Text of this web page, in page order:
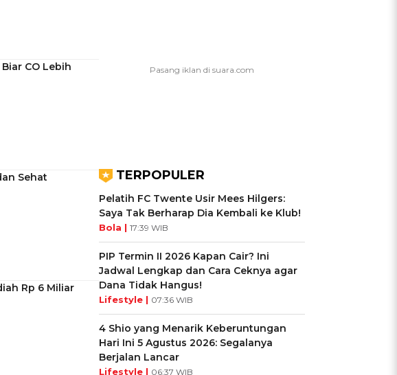
CO Lebih
Sehat
Rp 6 Miliar
TERPOPULER
Pelatih FC Twente Usir Mees Hilgers:
Saya Tak Berharap Dia Kembali ke Klub!
Bola | 17:39 WIB
PIP Termin II 2026 Kapan Cair? Ini
Jadwal Lengkap dan Cara Ceknya agar
Dana Tidak Hangus!
Lifestyle | 07:36 WIB
4 Shio yang Menarik Keberuntungan
Hari Ini 5 Agustus 2026: Segalanya
Berjalan Lancar
Lifestyle | 06:37 WIB